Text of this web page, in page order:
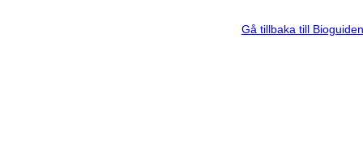
Gå tillbaka till Bioguiden